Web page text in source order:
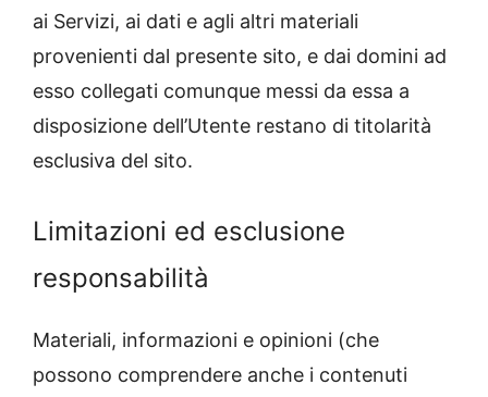
ai Servizi, ai dati e agli altri materiali
provenienti dal presente sito, e dai domini ad
esso collegati comunque messi da essa a
disposizione dell’Utente restano di titolarità
esclusiva del sito.
Limitazioni ed esclusione
responsabilità
Materiali, informazioni e opinioni (che
possono comprendere anche i contenuti